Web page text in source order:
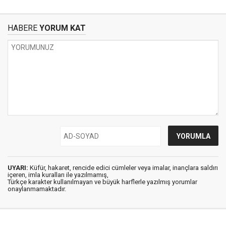
HABERE YORUM KAT
UYARI: Küfür, hakaret, rencide edici cümleler veya imalar, inançlara saldırı
içeren, imla kuralları ile yazılmamış,
Türkçe karakter kullanılmayan ve büyük harflerle yazılmış yorumlar
onaylanmamaktadır.